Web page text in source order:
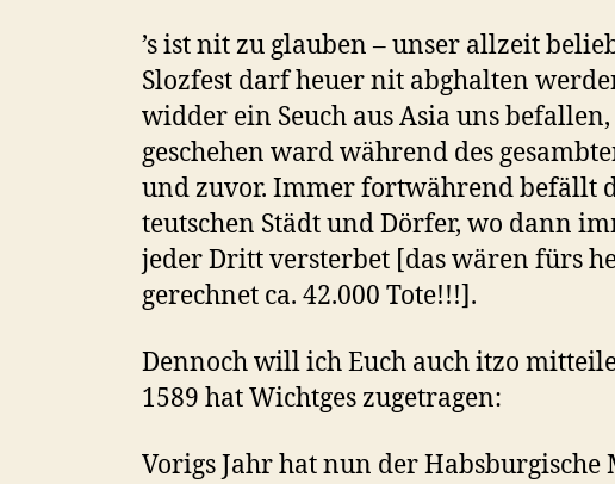
’s ist nit zu glauben – unser allzeit
Slozfest darf heuer nit abghalten
widder ein Seuch aus Asia uns
geschehen ward während des
und zuvor. Immer fortwährend befällt
teutschen Städt und Dörfer, wo dann
jeder Dritt versterbet [das wären fürs
gerechnet ca. 42.000 Tote!!!].
Dennoch will ich Euch auch itzo
1589 hat Wichtges zugetragen:
Vorigs Jahr hat nun der